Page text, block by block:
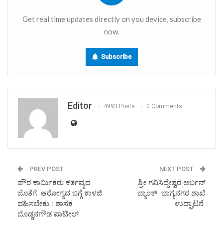
Get real time updates directly on you device, subscribe
now.
Subscribe
Editor 4993 Posts 0 Comments
PREV POST
ಪೌರ ಕಾರ್ಮಿಕರು ಕರ್ತವ್ಯದ
ಜೊತೆಗೆ ಆರೋಗ್ಯದ ಬಗ್ಗೆ ಕಾಳಜಿ
ವಹಿಸಬೇಕು : ಶಾಸಕ
ದೊಡ್ಡನಗೌಡ ಪಾಟೀಲ್
NEXT POST
ಶ್ರೀ ಗವಿಸಿದ್ದೇಶ್ವರ ಅರ್ಬನ್
ಬ್ಯಾಂಕ್ ಭಾಗ್ಯನಗರ ಶಾಖೆ
ಉದ್ಘಾಟನೆ